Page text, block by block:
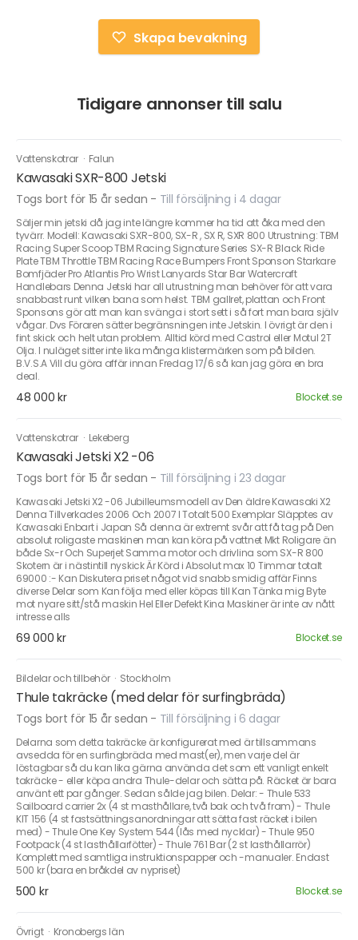
Skapa bevakning
Tidigare annonser till salu
Vattenskotrar · Falun
Kawasaki SXR-800 Jetski
Togs bort för 15 år sedan - Till försäljning i 4 dagar
Säljer min jetski då jag inte längre kommer ha tid att åka med den
tyvärr. Modell: Kawasaki SXR-800, SX-R , SX R, SXR 800 Utrustning: TBM
Racing Super Scoop TBM Racing Signature Series SX-R Black Ride
Plate TBM Throttle TBM Racing Race Bumpers Front Sponson Starkare
Bomfjäder Pro Atlantis Pro Wrist Lanyards Star Bar Watercraft
Handlebars Denna Jetski har all utrustning man behöver för att vara
snabbast runt vilken bana som helst. TBM gallret, plattan och Front
Sponsons gör att man kan svänga i stort sett i så fort man bara själv
vågar. Dvs Föraren sätter begränsningen inte Jetskin. I övrigt är den i
fint skick och helt utan problem. Alltid körd med Castrol eller Motul 2T
Olja. I nuläget sitter inte lika många klistermärken som på bilden.
B.V.S.A Vill du göra affär innan Fredag 17/6 så kan jag göra en bra
deal.
48 000 kr Blocket.se
Vattenskotrar · Lekeberg
Kawasaki Jetski X2 -06
Togs bort för 15 år sedan - Till försäljning i 23 dagar
Kawasaki Jetski X2 -06 Jubilleumsmodell av Den äldre Kawasaki X2
Denna Tillverkades 2006 Och 2007 I Totalt 500 Exemplar Släpptes av
Kawasaki Enbart i Japan Så denna är extremt svår att få tag på Den
absolut roligaste maskinen man kan köra på vattnet Mkt Roligare än
både Sx-r Och Superjet Samma motor och drivlina som SX-R 800
Skotern är i nästintill nyskick Är Körd i Absolut max 10 Timmar totalt
69000 :- Kan Diskutera priset något vid snabb smidig affär Finns
diverse Delar som Kan följa med eller köpas till Kan Tänka mig Byte
mot nyare sitt/stå maskin Hel Eller Defekt Kina Maskiner är inte av nått
intresse alls
69 000 kr Blocket.se
Bildelar och tillbehör · Stockholm
Thule takräcke (med delar för surfingbräda)
Togs bort för 15 år sedan - Till försäljning i 6 dagar
Delarna som detta takräcke är konfigurerat med är tillsammans
avsedda för en surfingbräda med mast(er), men varje del är
löstagbar så du kan lika gärna använda det som ett vanligt enkelt
takräcke - eller köpa andra Thule-delar och sätta på. Räcket är bara
använt ett par gånger. Sedan sålde jag bilen. Delar: - Thule 533
Sailboard carrier 2x (4 st masthållare, två bak och två fram) - Thule
KIT 156 (4 st fastsättningsanordningar att sätta fast räcket i bilen
med) - Thule One Key System 544 (lås med nycklar) - Thule 950
Footpack (4 st lasthållarfötter) - Thule 761 Bar (2 st lasthållarrör)
Komplett med samtliga instruktionspapper och -manualer. Endast
500 kr (bara en bråkdel av nypriset)
500 kr Blocket.se
Övrigt · Kronobergs län